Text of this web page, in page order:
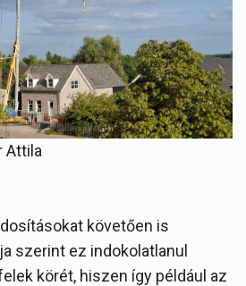
Attila
követően is
szerint ez indokolatlanul
körét, hiszen így például az